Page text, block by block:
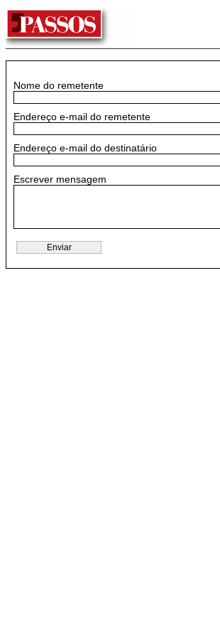
Nome do remetente
Endereço e-mail do remetente
Endereço e-mail do destinatário
Escrever mensagem